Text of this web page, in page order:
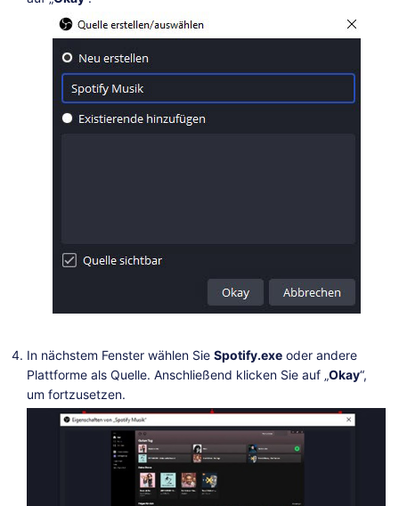
In nächstem Fenster wählen Sie Spotify.exe oder andere
Plattforme als Quelle. Anschließend klicken Sie auf „Okay“,
um fortzusetzen.